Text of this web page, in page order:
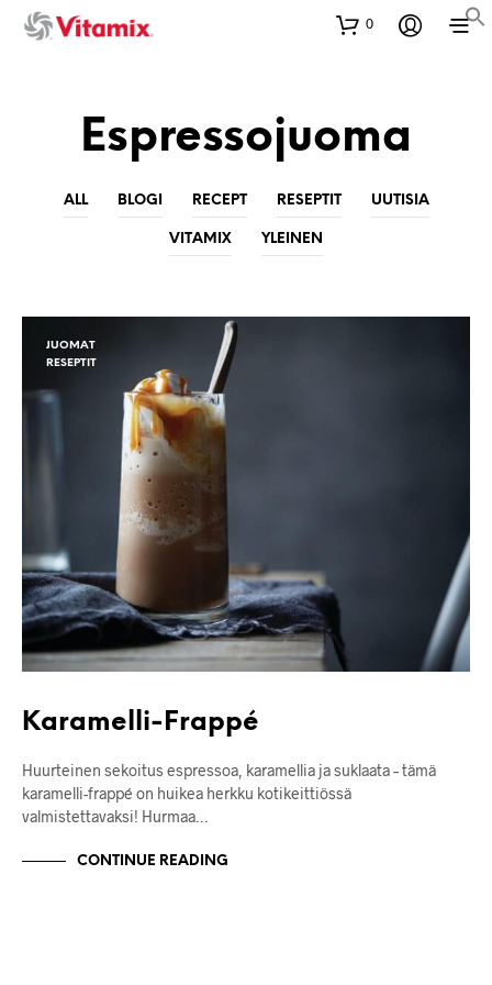
0
Espressojuoma
ALL BLOGI RECEPT RESEPTIT UUTISIA
VITAMIX YLEINEN
JUOMAT
RESEPTIT
Karamelli-Frappé
Huurteinen sekoitus espressoa, karamellia ja suklaata – tämä
karamelli-frappé on huikea herkku kotikeittiössä
valmistettavaksi! Hurmaa…
CONTINUE READING